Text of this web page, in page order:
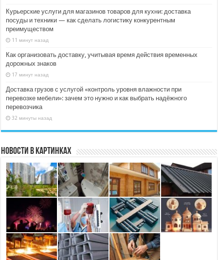
Курьерские услуги для магазинов товаров для кухни: доставка
посуды и техники — как сделать логистику конкурентным
преимуществом
11 минут назад
Как организовать доставку, учитывая время действия временных
дорожных знаков
17 минут назад
Доставка грузов с услугой «контроль уровня влажности при
перевозке мебели»: зачем это нужно и как выбрать надёжного
перевозчика
32 минуты назад
Новости в картинках